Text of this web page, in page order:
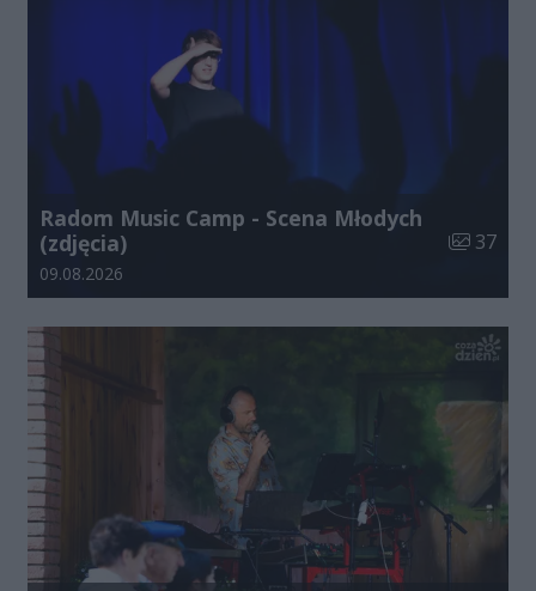
Radom Music Camp - Scena Młodych
(zdjęcia)
Liczba
37
Data dodania galerii:
09.08.2026